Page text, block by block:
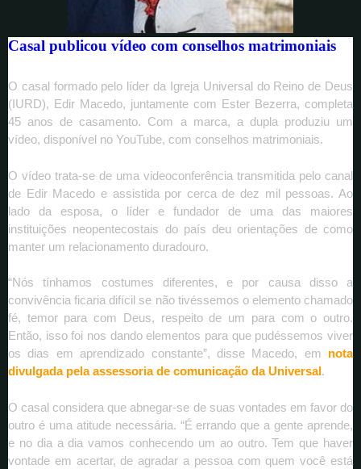
Casal publicou vídeo com conselhos matrimoniais
O casal formado pelo líder da Igreja Universal do Reino de Deus
(IURD), Edir Macedo, juntamente com Ester Bezerra, completa
45 anos de casamento. Com a marca, a dupla produziu um
vídeo, disponível no YouTube, com conselhos matrimoniais.
O vídeo trata-se de uma videoconferência transmitida pelo canal
de Edir Macedo e assistida por cerca de dez mil pessoas. Ao
lado da esposa, o líder e fundador de uma das maiores
instituições neopentecostais do país deu orientações de como
manter um relacionamento duradouro.
“Nós tínhamos costumes diferentes, e por causa disso a
convivência ficaria difícil se não tivéssemos o elemento chamado
fé, temor para com Deus, respeito de um para com o outro.
Então, isso foi nos dando elementos para que pudéssemos viver
os dias em aprendizado constante”, disse Macedo, em nota
divulgada pela assessoria de comunicação da Universal.
O casal considera que abnegar-se de suas vontades em favor do
outro é uma atitude necessária. “É errando que a gente aprende,
e no dia a dia vamos conhecendo um ao outro. Tem que haver
vontade em acertar, de agradar a pessoa com quem você está